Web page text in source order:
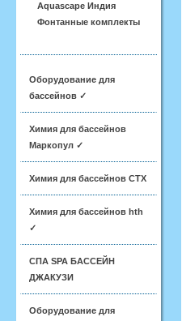
Aquascape Индия
Фонтанные комплекты
Оборудование для
бассейнов ✓
Химия для бассейнов
Маркопул ✓
Химия для бассейнов CTX
Химия для бассейнов hth
✓
СПА SPA БАССЕЙН
ДЖАКУЗИ
Оборудование для